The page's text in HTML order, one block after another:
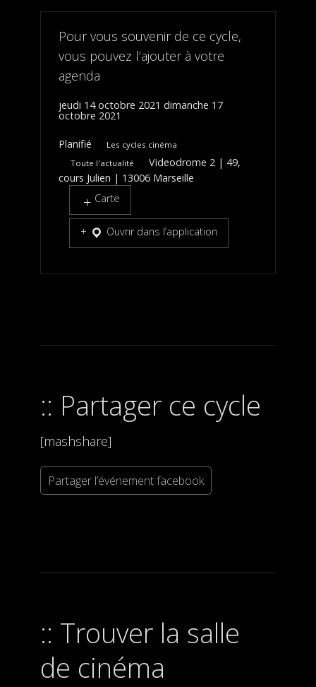
Pour vous souvenir de ce cycle,
vous pouvez l’ajouter à votre
agenda
jeudi 14 octobre 2021 dimanche 17
octobre 2021
Planifié
Les cycles cinéma
Toute l'actualité
Videodrome 2 | 49,
cours Julien | 13006 Marseille
Carte
Ouvrir dans l’application
Partager ce cycle
[mashshare]
Partager l’événement facebook
Trouver la salle
de cinéma